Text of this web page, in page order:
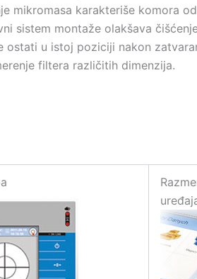
mikromasa karakteriše komora
sistem montaže olakšava
ostati u istoj poziciji nakon
filtera različitih dimenzija.